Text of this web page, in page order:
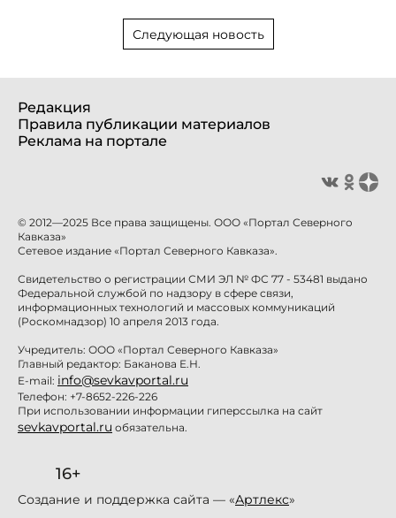
Следующая новость
Редакция
Правила публикации материалов
Реклама на портале
© 2012—2025 Все права защищены. ООО «Портал Северного
Кавказа»
Сетевое издание «Портал Северного Кавказа».
Свидетельство о регистрации СМИ ЭЛ № ФС 77 - 53481 выдано
Федеральной службой по надзору в сфере связи,
информационных технологий и массовых коммуникаций
(Роскомнадзор) 10 апреля 2013 года.
Учредитель: ООО «Портал Северного Кавказа»
Главный редактор: Баканова Е.Н.
E-mail: info@sevkavportal.ru
Телефон: +7-8652-226-226
При использовании информации гиперссылка на сайт
sevkavportal.ru обязательна.
16+
Создание и поддержка сайта — «Артлекс»